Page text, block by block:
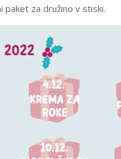
za družino v stiski.